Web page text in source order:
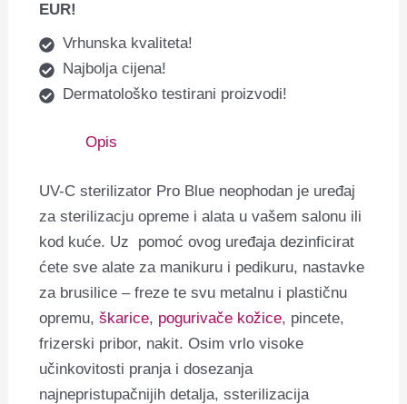
EUR!
Vrhunska kvaliteta!
Najbolja cijena!
Dermatološko testirani proizvodi!
Opis
UV-C sterilizator Pro Blue neophodan je uređaj
za sterilizacju opreme i alata u vašem salonu ili
kod kuće. Uz pomoć ovog uređaja dezinficirat
ćete sve alate za manikuru i pedikuru, nastavke
za brusilice – freze te svu metalnu i plastičnu
opremu,škarice, pogurivače kožice, pincete,
frizerski pribor, nakit. Osim vrlo visoke
učinkovitosti pranja i dosezanja
najnepristupačnijih detalja, ssterilizacija